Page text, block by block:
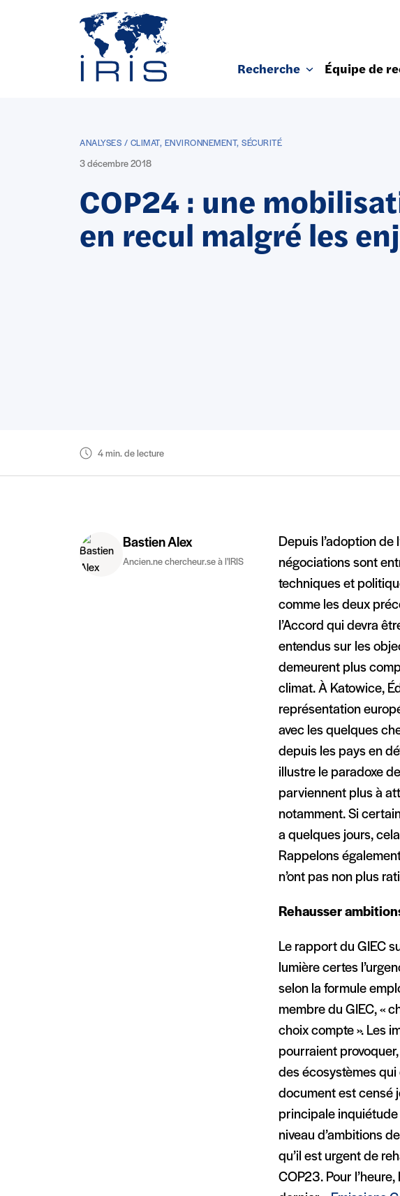
Recherche Équipe de
ANALYSES / CLIMAT, ENVIRONNEMENT, SÉCURITÉ
3 décembre 2018
COP24 : une
en recul malgré les
4 min. de lecture
Bastien Alex
Ancien.ne chercheur.se à l'IRIS
Depuis l’adoption de
négociations sont
techniques et
comme les deux
l’Accord qui devra
entendus sur les
demeurent plus
climat. À Katowice,
représentation
avec les quelques
depuis les pays en
illustre le paradoxe
parviennent plus à
notamment. Si
a quelques jours,
Rappelons
n’ont pas non plus
Rehausser
Le rapport du GIEC
lumière certes
selon la formule
membre du GIEC, «
choix compte ». Les
pourraient
des écosystèmes
document est censé
principale
niveau d’ambitions
qu’il est urgent de
COP23. Pour